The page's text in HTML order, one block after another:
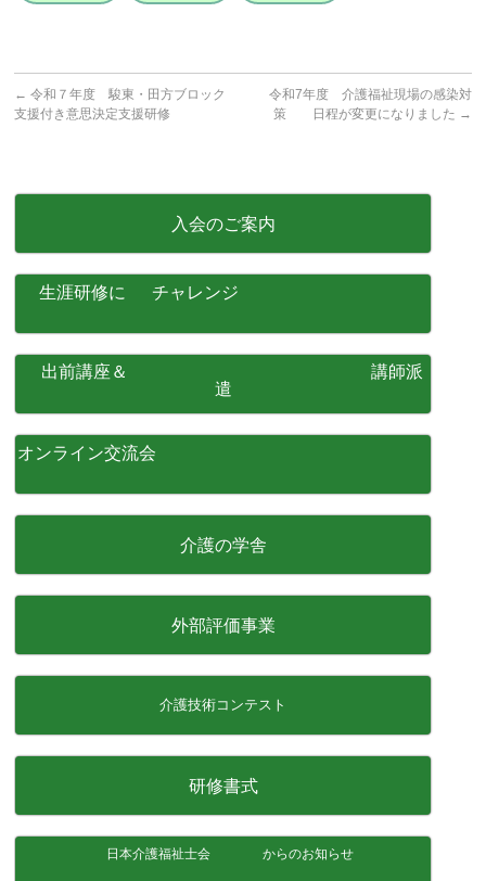
← 令和７年度 駿東・田方ブロック
支援付き意思決定支援研修
令和7年度 介護福祉現場の感染対
策 日程が変更になりました →
入会のご案内
生涯研修に チャレンジ
出前講座＆ 講師派
遣
オンライン交流会
介護の学舎
外部評価事業
介護技術コンテスト
研修書式
日本介護福祉士会 からのお知らせ